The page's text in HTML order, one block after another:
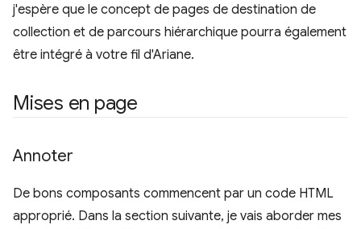
j'espère que le concept de pages de destination de
collection et de parcours hiérarchique pourra également
être intégré à votre fil d'Ariane.
Mises en page
Annoter
De bons composants commencent par un code HTML
approprié. Dans la section suivante, je vais aborder mes